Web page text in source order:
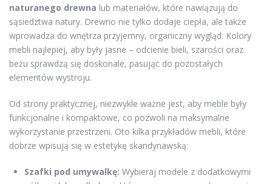
naturanego drewna lub materiałów, które nawiązują do
sąsiedztwa natury. Drewno nie tylko dodaje ciepła, ale także
wprowadza do wnętrza przyjemny, organiczny wygląd. Kolory
mebli najlepiej, aby były jasne – odcienie bieli, szarości oraz
beżu sprawdzą się doskonale, pasując do pozostałych
elementów wystroju.
Od strony praktycznej, niezwykle ważne jest, aby meble były
funkcjonalne i kompaktowe, co pozwoli na maksymalne
wykorzystanie przestrzeni. Oto kilka przykładów mebli, które
dobrze wpisują się w estetykę skandynawską:
Szafki pod umywalkę: Wybieraj modele z dodatkowymi